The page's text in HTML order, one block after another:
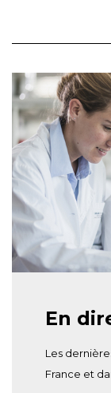
En
Les
France et